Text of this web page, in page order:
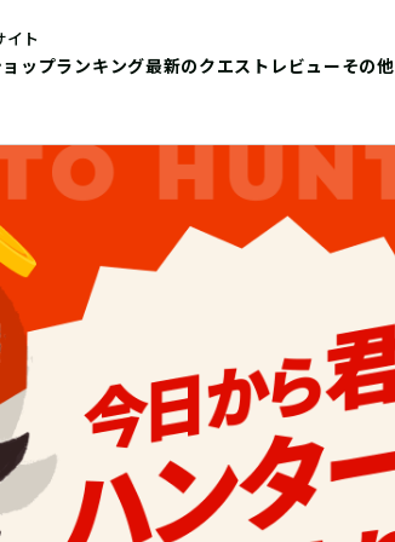
イト
ップランキング最新のクエストレビューその他